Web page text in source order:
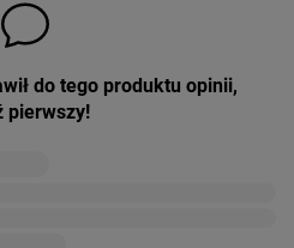
do tego produktu opinii,
pierwszy!